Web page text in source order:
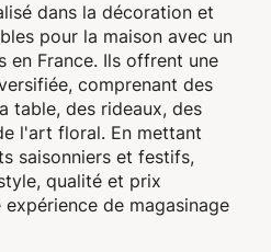
dans la décoration et
pour la maison avec un
en France. Ils offrent une
comprenant des
table, des rideaux, des
l'art floral. En mettant
saisonniers et festifs,
qualité et prix
de magasinage